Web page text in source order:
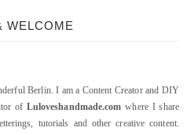
WELCOME
Berlin. I am a Content Creator and DIY
of Luloveshandmade.com where I share
tutorials and other creative content.